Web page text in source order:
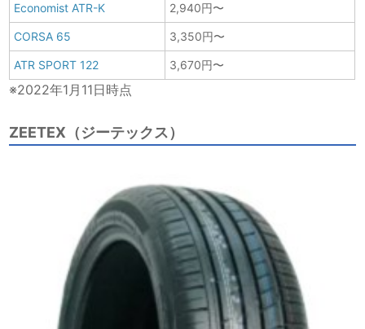
Economist ATR-K 2,940円〜
CORSA 65 3,350円〜
ATR SPORT 122 3,670円〜
※2022年1月11日時点
ZEETEX（ジーテックス）